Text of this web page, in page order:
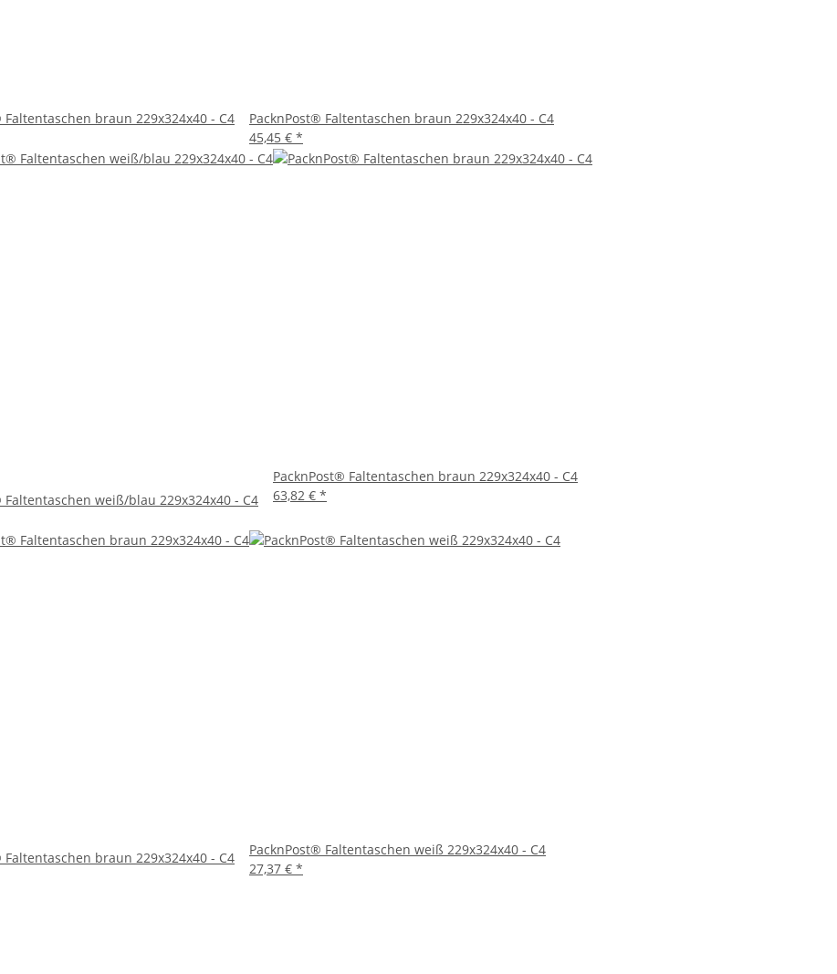
Faltentaschen braun 229x324x40 - C4
PacknPost® Faltentaschen braun 229x324x40 - C4
45,45 € *
Faltentaschen weiß/blau 229x324x40 - C4
PacknPost® Faltentaschen braun 229x324x40 - C4
63,82 € *
Faltentaschen braun 229x324x40 - C4
PacknPost® Faltentaschen weiß 229x324x40 - C4
27,37 € *